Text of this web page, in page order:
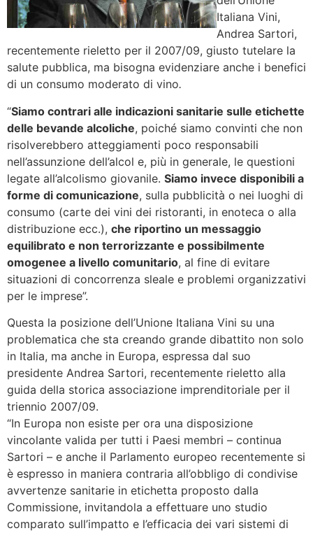
Italiana Vini,
Andrea Sartori,
recentemente rieletto per il 2007/09, giusto tutelare la
salute pubblica, ma bisogna evidenziare anche i benefici
di un consumo moderato di vino.
“Siamo contrari alle indicazioni sanitarie sulle etichette
delle bevande alcoliche, poiché siamo convinti che non
risolverebbero atteggiamenti poco responsabili
nell’assunzione dell’alcol e, più in generale, le questioni
legate all’alcolismo giovanile. Siamo invece disponibili a
forme di comunicazione, sulla pubblicità o nei luoghi di
consumo (carte dei vini dei ristoranti, in enoteca o alla
distribuzione ecc.), che riportino un messaggio
equilibrato e non terrorizzante e possibilmente
omogenee a livello comunitario, al fine di evitare
situazioni di concorrenza sleale e problemi organizzativi
per le imprese”.
Questa la posizione dell’Unione Italiana Vini su una
problematica che sta creando grande dibattito non solo
in Italia, ma anche in Europa, espressa dal suo
presidente Andrea Sartori, recentemente rieletto alla
guida della storica associazione imprenditoriale per il
triennio 2007/09.
“In Europa non esiste per ora una disposizione
vincolante valida per tutti i Paesi membri – continua
Sartori – e anche il Parlamento europeo recentemente si
è espresso in maniera contraria all’obbligo di condivise
avvertenze sanitarie in etichetta proposto dalla
Commissione, invitandola a effettuare uno studio
comparato sull’impatto e l’efficacia dei vari sistemi di